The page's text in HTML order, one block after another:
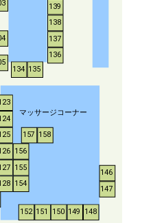
マッサージコーナー
134 135
136
137
138
139
146
147
148
149
150
151
152
154
155
156
157 158